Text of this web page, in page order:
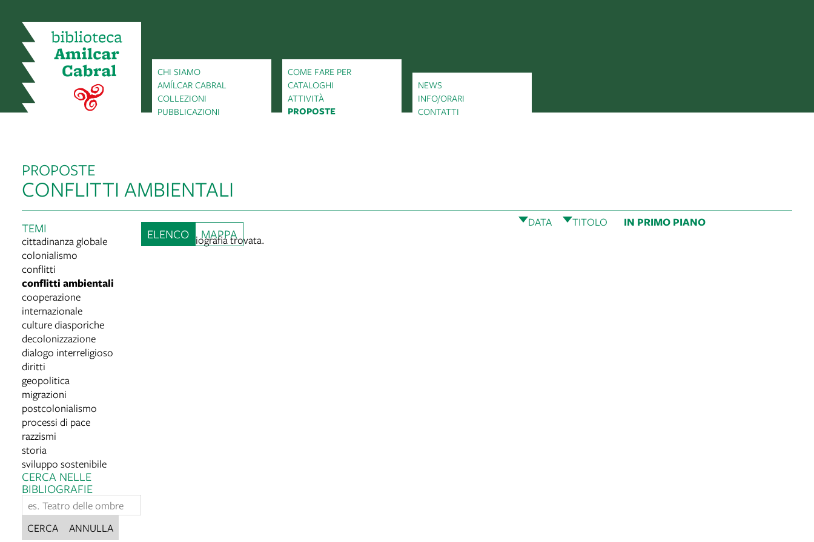
CHI SIAMO
AMÍLCAR CABRAL
COLLEZIONI
PUBBLICAZIONI
COME FARE PER
CATALOGHI
ATTIVITÀ
PROPOSTE
NEWS
INFO/ORARI
CONTATTI
PROPOSTE
CONFLITTI AMBIENTALI
TEMI
cittadinanza globale
colonialismo
conflitti
conflitti ambientali
cooperazione
internazionale
culture diasporiche
decolonizzazione
dialogo interreligioso
diritti
geopolitica
migrazioni
postcolonialismo
processi di pace
razzismi
storia
sviluppo sostenibile
CERCA NELLE
BIBLIOGRAFIE
CERCA ANNULLA
ELENCO MAPPA
DATA TITOLO
IN PRIMO PIANO
Nessuna bibliografia trovata.